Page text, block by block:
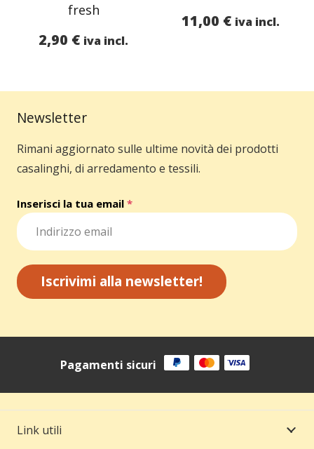
fresh
2,90 € iva incl.
11,00 € iva incl.
Newsletter
Rimani aggiornato sulle ultime novità dei prodotti
casalinghi, di arredamento e tessili.
Inserisci la tua email *
Iscrivimi alla newsletter!
Pagamenti sicuri
Link utili